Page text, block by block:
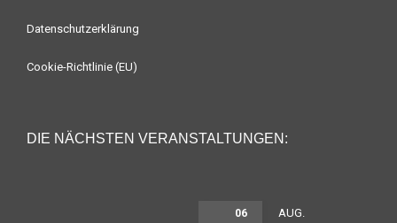
Datenschutzerklärung
Cookie-Richtlinie (EU)
DIE NÄCHSTEN VERANSTALTUNGEN:
06 AUG.